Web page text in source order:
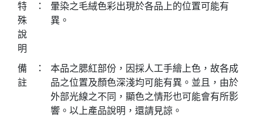
特
殊
說
明
：
暈染之毛絨色彩出現於各品上的位置可能有
異。
備
註
：
本品之腮紅部份，因採人工手繪上色，故各成
品之位置及顏色深淺均可能有異。並且，由於
外部光線之不同，顯色之情形也可能會有所影
響。以上產品說明，還請見諒。